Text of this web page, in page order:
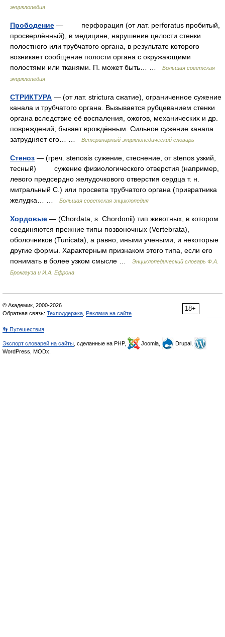
энциклопедия
Прободение — перфорация (от лат. perforatus пробитый,
просверлённый), в медицине, нарушение целости стенки
полостного или трубчатого органа, в результате которого
возникает сообщение полости органа с окружающими
полостями или тканями. П. может быть… …
Большая советская
энциклопедия
СТРИКТУРА — (от лат. strictura сжатие), ограниченное сужение
канала и трубчатого органа. Вызывается рубцеванием стенки
органа вследствие её воспаления, ожогов, механических и др.
повреждений; бывает врождённым. Сильное сужение канала
затрудняет его… …
Ветеринарный энциклопедический словарь
Стеноз — (греч. stenosis сужение, стеснение, от stenos узкий,
тесный) сужение физиологического отверстия (например,
левого предсердно желудочкового отверстия сердца т. н.
митральный С.) или просвета трубчатого органа (привратника
желудка… …
Большая советская энциклопедия
Хордовые — (Chordata, s. Chordonii) тип животных, в котором
соединяются прежние типы позвоночных (Vertebrata),
оболочников (Tunicata), а равно, иными учеными, и некоторые
другие формы. Характерным признаком этого типа, если его
понимать в более узком смысле …
Энциклопедический словарь Ф.А.
Брокгауза и И.А. Ефрона
18+
© Академик, 2000-2026
Обратная связь: Техподдержка Реклама на сайте
👣 Путешествия
Экспорт словарей на сайты , сделанные на PHP, Joomla,
Drupal,
WordPress, MODx.